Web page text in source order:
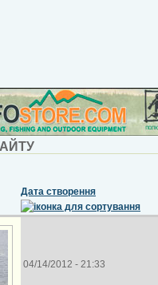
Дата створення
04/14/2012 - 21:33